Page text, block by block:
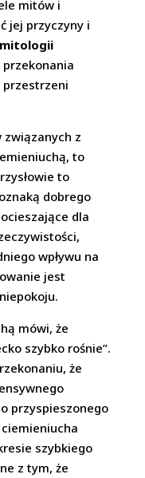
mitów i
jej przyczyny i
mitologii
przestrzeni
związanych z
to
to
dobrego
dla
wpływu na
jest
mówi, że
szybko rośnie”.
że
przyspieszonego
ciemieniucha
szybkiego
z tym, że